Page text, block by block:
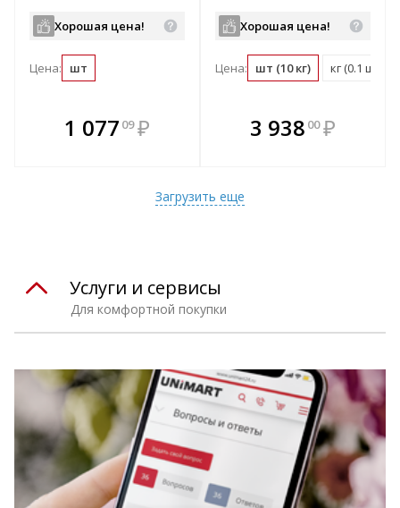
Хорошая цена!
Цена: шт
1 077 09 ₽
В комплекте
всегда выгоднее!
Хорошая цена!
Цена: шт (10 кг) кг (0.1 шт)
В комплекте
всегда выгоднее!
3 938 00 ₽
Загрузить еще
Для комфортной покупки
Услуги и сервисы